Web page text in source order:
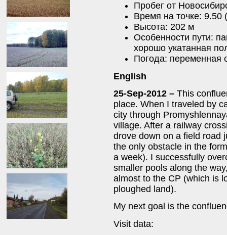
Пробег от
Время на точке: 9.50
Высота: 202 м
Особенности пути:
хорошо укатанная
Погода: переменная
English
25-Sep-2012 – This
place. When I traveled by
city through
village. After a railway
drove down on a field road
the only obstacle in the
a week). I successfully
smaller pools along the
almost to the CP (which is
ploughed land).
My next goal is the
Visit data: